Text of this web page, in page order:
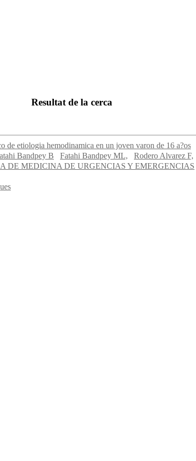
Resultat de la cerca
de etiologia hemodinamica en un joven varon de 16 a?os
Bandpey B Fatahi Bandpey ML, Rodero Alvarez F,
DE MEDICINA DE URGENCIAS Y EMERGENCIAS